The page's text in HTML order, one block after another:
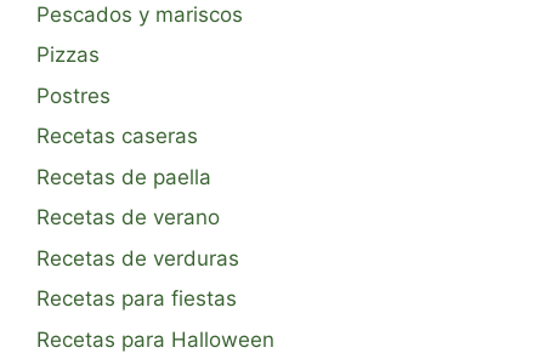
Pescados y mariscos
Pizzas
Postres
Recetas caseras
Recetas de paella
Recetas de verano
Recetas de verduras
Recetas para fiestas
Recetas para Halloween